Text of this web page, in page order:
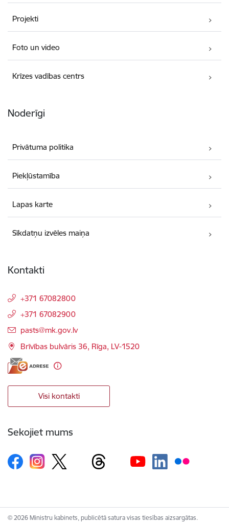
Projekti
Foto un video
Krīzes vadības centrs
Noderīgi
Privātuma politika
Piekļūstamība
Lapas karte
Sīkdatņu izvēles maiņa
Kontakti
+371 67082800
+371 67082900
E-pasts:
pasts@mk.gov.lv
Brīvības bulvāris 36, Rīga, LV-1520
Visi kontakti
Sekojiet mums
© 2026 Ministru kabinets, publicētā satura visas tiesības aizsargātas.